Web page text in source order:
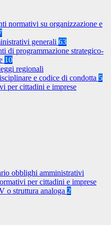
normativi su organizzazione e
generali 63
di programmazione strategico-
10
regionali
e codice di condotta 5
per cittadini e imprese
obblighi amministrativi
per cittadini e imprese
o struttura analoga 2